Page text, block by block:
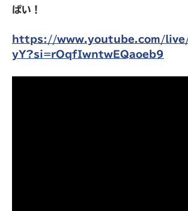
ぱい！
https://www.youtube.com/
yY?si=rOqfIwntwEQaoeb9